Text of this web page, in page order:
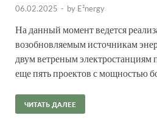
06.02.2025 - by E²nergy
На данный момент ведется
возобновляемым источникам
двум ветреным электростанциям
еще пять проектов с мощностью
ЧИТАТЬ ДАЛЕЕ